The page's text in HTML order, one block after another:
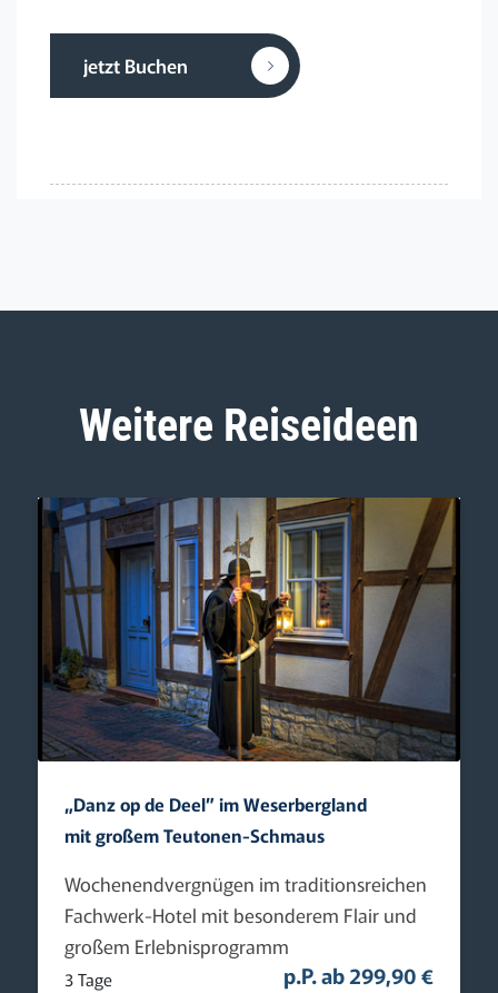
jetzt Buchen
Weitere Reiseideen
„Danz op de Deel” im Weserbergland
mit großem Teutonen-Schmaus
Wochenendvergnügen im traditionsreichen
Fachwerk-Hotel mit besonderem Flair und
großem Erlebnisprogramm
3 Tage
p.P. ab 299,90 €